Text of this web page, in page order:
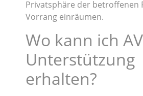
Privatsphäre der betroffenen
Vorrang einräumen.
Wo kann ich
Unterstützung
erhalten?